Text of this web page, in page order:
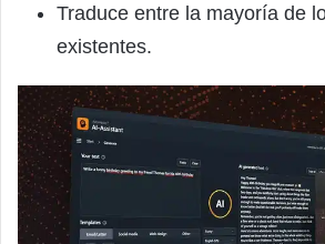
Traduce entre la mayoría de
existentes.